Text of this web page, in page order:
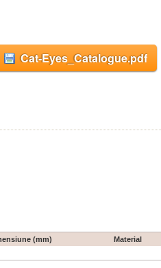
Cat-Eyes_Catalogue.pdf
(mm)
Material